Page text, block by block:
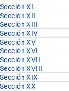
Sección XI
Sección XII
Sección XIII
Sección XIV
Sección XV
Sección XVI
Sección XVII
Sección XVIII
Sección XIX
Sección XX